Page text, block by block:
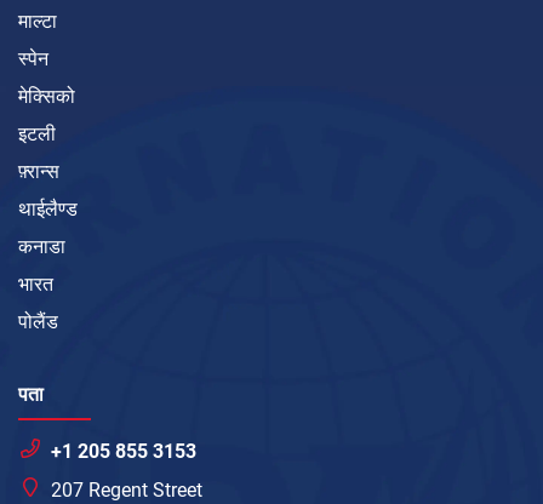
माल्टा
स्पेन
मेक्सिको
इटली
फ़्रान्स
थाईलैण्ड
कनाडा
भारत
पोलैंड
पता
+1 205 855 3153
207 Regent Street